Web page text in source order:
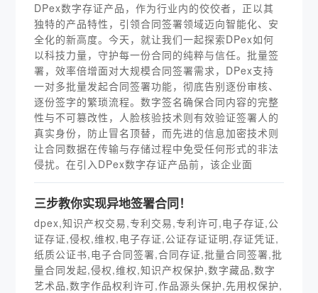
DPex数字存证产品，作为行业内的佼佼者，正以其
独特的产品特性，引领合同签署领域迈向智能化、安
全化的新高度。今天，就让我们一起探索DPex如何
以科技力量，守护每一份合同的纯粹与信任。批量签
署，效率倍增面对大规模合同签署需求，DPex支持
一对多批量发起合同签署功能，彻底告别逐份审核、
逐份签字的繁琐流程。数字签名确保合同内容的完整
性与不可篡改性，人脸核验技术则有效验证签署人的
真实身份，防止冒名顶替，而先进的信息加密技术则
让合同数据在传输与存储过程中免受任何形式的非法
侵扰。在引入DPex数字存证产品前，该企业面
三步教你实现异地签署合同！
dpex,知识产权交易,专利交易,专利许可,电子存证,公
证存证,侵权,维权,电子存证,公证存证证明,存证凭证,
纸质公证书,电子合同签署,合同存证,批量合同签署,批
量合同发起,侵权,维权,知识产权保护,数字藏品,数字
艺术品,数字作品权利许可,作品源头保护,先用权保护,